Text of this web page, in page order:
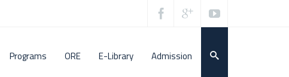
Programs ORE E-Library Admission